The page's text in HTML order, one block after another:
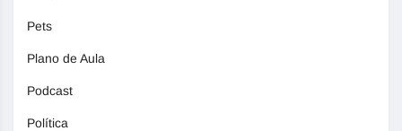
Pets
Plano de Aula
Podcast
Política